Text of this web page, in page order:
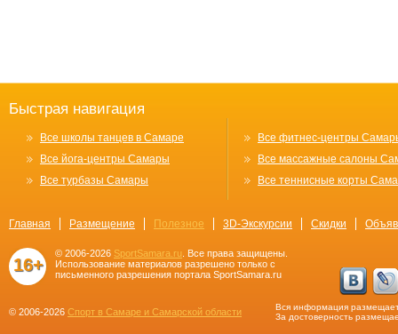
Быстрая навигация
Все школы танцев в Самаре
Все йога-центры Самары
Все турбазы Самары
Все фитнес-центры
Все массажные салоны
Все теннисные корты
Главная Размещение Полезное 3D-Экскурсии Скидки
16+
© 2006-2026 SportSamara.ru . Все права защищены.
Использование материалов разрешено только с
письменного разрешения портала SportSamara.ru
© 2006-2026 Спорт в Самаре и Самарской области
Вся информация
За достоверность